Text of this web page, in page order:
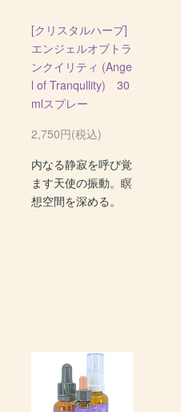
[クリスタルハーブ]
エンジェルオブトラ
ンクイリティ (Ange
l of Tranqullity) 30
mlスプレー
2,750円(税込)
内なる静寂を呼び覚
ます天使の振動。瞑
想空間を深める。